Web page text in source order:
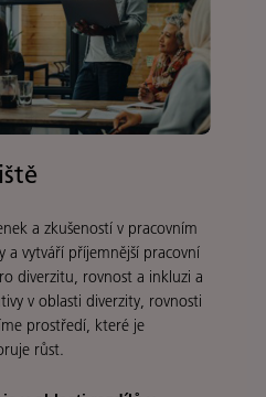
a zkušeností v pracovním
a vytváří příjemnější pracovní
diverzitu, rovnost a inkluzi a
v oblasti diverzity, rovnosti
prostředí, které je
růst.